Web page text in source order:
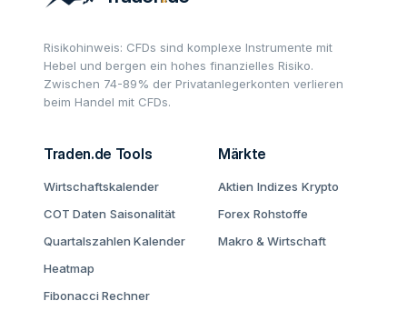
Risikohinweis: CFDs sind komplexe Instrumente mit
Hebel und bergen ein hohes finanzielles Risiko.
Zwischen 74-89% der Privatanlegerkonten verlieren
beim Handel mit CFDs.
Traden.de Tools
Wirtschaftskalender
COT Daten Saisonalität
Quartalszahlen Kalender
Heatmap
Fibonacci Rechner
Märkte
Aktien Indizes Krypto
Forex Rohstoffe
Makro & Wirtschaft